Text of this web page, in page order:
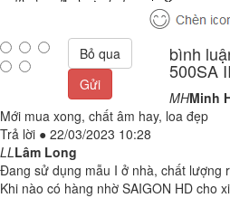
Bỏ qua
Gửi
bình
500SA II
MHMinh
Mới mua xong, chất âm hay, loa đẹp
Trả lời ● 22/03/2023 10:28
LLLâm Long
Đang sử dụng mẫu I ở nhà, chất lượng
Khi nào có hàng nhờ SAIGON HD cho